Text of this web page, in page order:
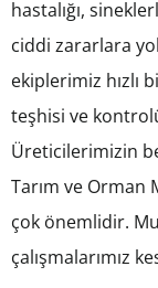
hastalığı,
ciddi zararlara
ekiplerimiz hızlı
teşhisi ve
Üreticilerimizin
Tarım ve Orman
çok önemlidir.
çalışmalarımız